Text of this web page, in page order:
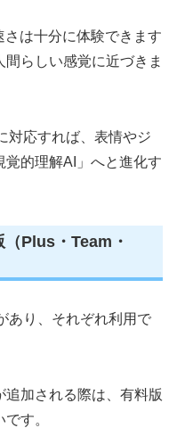
は十分に体験できます
らしい感覚に近づきま
対応すれば、表情やジ
覚的理解AI」へと進化す
Plus・Team・
あり、それぞれ利用で
加される際は、有料版
す。